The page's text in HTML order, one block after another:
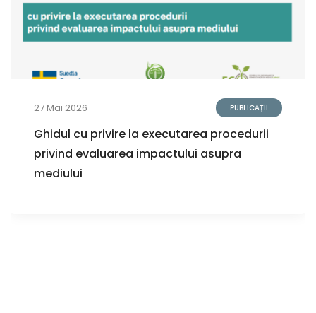
27 Mai 2026 PUBLICAȚII
Ghidul cu privire la executarea procedurii
privind evaluarea impactului asupra
mediului